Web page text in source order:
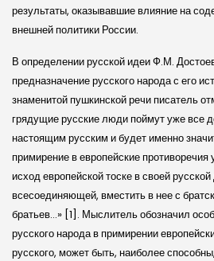
результаты, оказывавшие влияние на
внешней политики России.
В определении русской идеи Ф.М.
предназначение русского народа с его
знаменитой пушкинской речи писатель
грядущие русские люди поймут уже все
настоящим русским и будет именно
примирение в европейские противоречия
исход европейской тоске в своей
всесоединяющей, вместить в нее с
братьев…» [1]. Мыслитель обозначил
русского народа в примирении
русского, может быть, наиболее